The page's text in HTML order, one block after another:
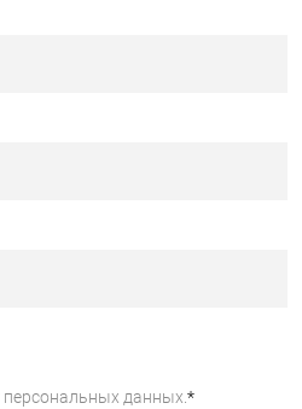
персональных данных. *